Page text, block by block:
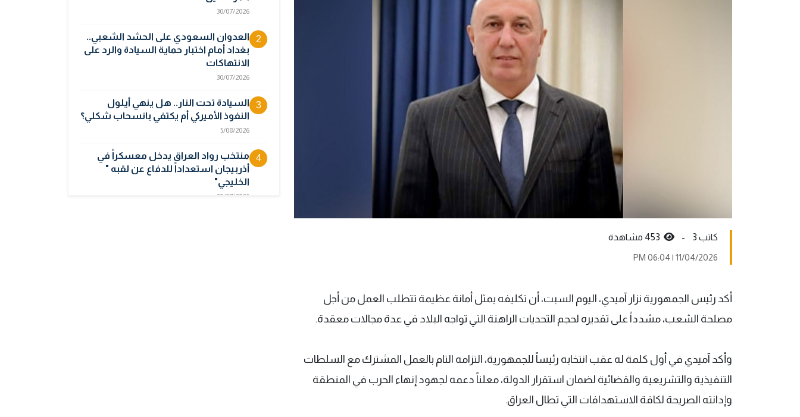
كاتب 3 -
11/04/2026 | 06:04 PM
أكد رئيس الجمهورية نزار آميدي، اليوم السبت، أن تكليفه يمثل أمانة عظيمة تتطلب العمل من أجل
مصلحة الشعب، مشدداً على تقديره لحجم التحديات الراهنة التي تواجه البلاد في عدة مجالات معقدة.
وأكد آميدي في أول كلمة له عقب انتخابه رئيساً للجمهورية، التزامه التام بالعمل المشترك مع السلطات
التنفيذية والتشريعية والقضائية لضمان استقرار الدولة، معلناً دعمه لجهود إنهاء الحرب في المنطقة
وإدانته الصريحة لكافة الاستهدافات التي تطال العراق.
30/07/2026
2
العدوان السعودي على الحشد الشعبي..
بغداد أمام اختبار حماية السيادة والرد على
الانتهاكات
30/07/2026
3
السيادة تحت النار.. هل ينهي أيلول
النفوذ الأميركي أم يكتفي بانسحاب شكلي؟
5/08/2026
4
منتخب رواد العراق يدخل معسكراً في
أذربيجان استعداداً للدفاع عن لقبه "
الخليجي"
30/07/2026